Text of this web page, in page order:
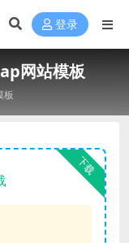
登录
网站模板
板
下载